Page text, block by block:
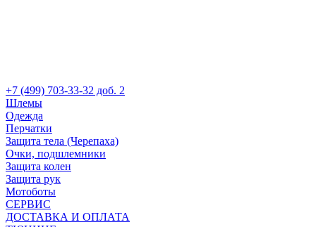
+7 (499) 703-33-32 доб. 2
Шлемы
Одежда
Перчатки
Защита тела (Черепаха)
Очки, подшлемники
Защита колен
Защита рук
Мотоботы
СЕРВИС
ДОСТАВКА И ОПЛАТА